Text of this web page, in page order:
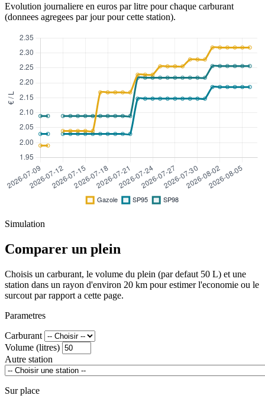
Evolution journaliere en euros par litre pour chaque carburant
(donnees agregees par jour pour cette station).
Simulation
Comparer un plein
Choisis un carburant, le volume du plein (par defaut 50 L) et une
station dans un rayon d'environ 20 km pour estimer l'economie ou le
surcout par rapport a cette page.
Parametres
Carburant
Volume (litres)
Autre station
Sur place